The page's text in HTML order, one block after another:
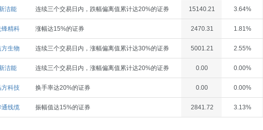
洁能 连续三个交易日内，跌幅偏离值累计达20%的证券 15140.21 3.64%
锋精科 涨幅达15%的证券 2470.31 1.81%
方生物 连续三个交易日内，涨幅偏离值累计达30%的证券 5001.21 2.55%
洁能 连续三个交易日内，涨幅偏离值累计达20%的证券 0.00 0.00%
方科技 换手率达20%的证券 0.00 0.00%
通线缆 振幅值达15%的证券 2841.72 3.13%